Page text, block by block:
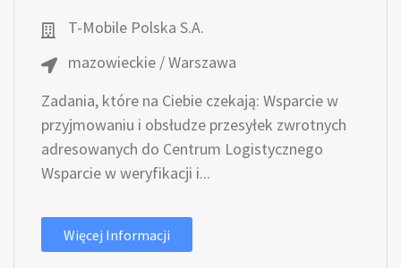
T-Mobile Polska S.A.
mazowieckie / Warszawa
Zadania, które na Ciebie czekają: Wsparcie w
przyjmowaniu i obsłudze przesyłek zwrotnych
adresowanych do Centrum Logistycznego
Wsparcie w weryfikacji i...
Więcej Informacji